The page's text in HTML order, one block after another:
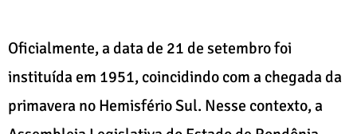
Oficialmente, a data de 21 de setembro foi
instituída em 1951, coincidindo com a chegada da
primavera no Hemisfério Sul. Nesse contexto, a